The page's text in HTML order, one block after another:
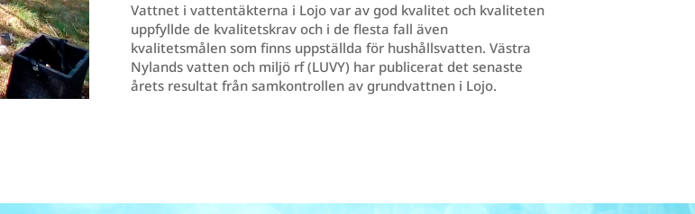
Vattnet i vattentäkterna i Lojo var av god kvalitet och kvaliteten
uppfyllde de kvalitetskrav och i de flesta fall även
kvalitetsmålen som finns uppställda för hushållsvatten. Västra
Nylands vatten och miljö rf (LUVY) har publicerat det senaste
årets resultat från samkontrollen av grundvattnen i Lojo.